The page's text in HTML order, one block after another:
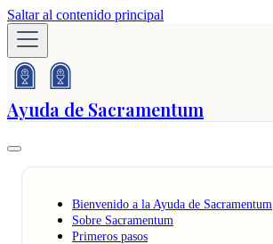
Saltar al contenido principal
Ayuda de Sacramentum
Bienvenido a la Ayuda de Sacramentum
Sobre Sacramentum
Primeros pasos